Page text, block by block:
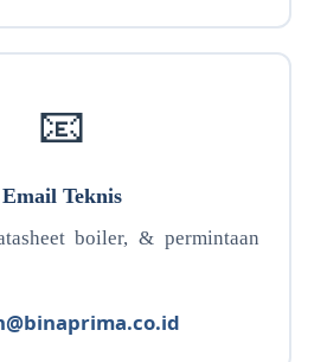
📧
Email Teknis
boiler, & permintaan